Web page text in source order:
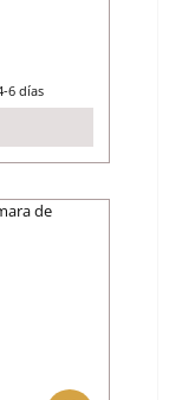
6 días